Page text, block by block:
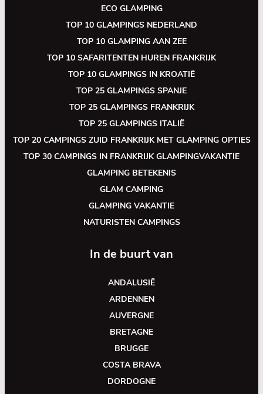
ECO GLAMPING
TOP 10 GLAMPINGS NEDERLAND
TOP 10 GLAMPING AAN ZEE
TOP 10 SAFARITENTEN HUREN FRANKRIJK
TOP 10 GLAMPINGS IN KROATIË
TOP 25 GLAMPINGS SPANJE
TOP 25 GLAMPINGS FRANKRIJK
TOP 25 GLAMPINGS ITALIË
TOP 20 CAMPINGS ZUID FRANKRIJK MET GLAMPING OPTIES
TOP 30 CAMPINGS IN FRANKRIJK GLAMPINGVAKANTIE
GLAMPING BETEKENIS
GLAM CAMPING
GLAMPING VAKANTIE
NATURISTEN CAMPINGS
In de buurt van
ANDALUSIË
ARDENNEN
AUVERGNE
BRETAGNE
BRUGGE
COSTA BRAVA
DORDOGNE